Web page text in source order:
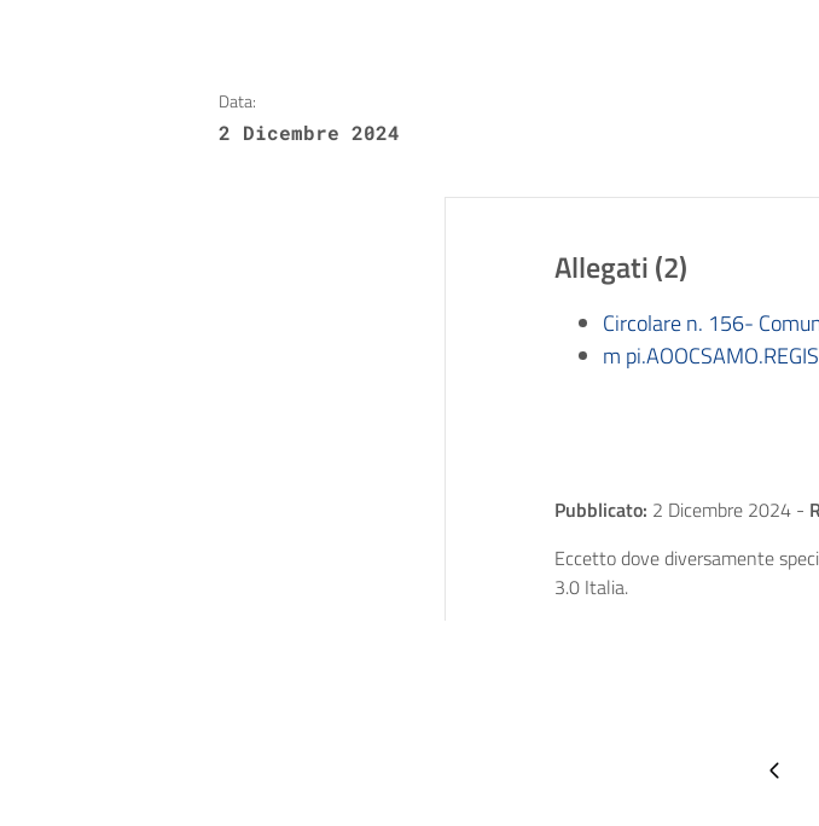
Data:
2 Dicembre 2024
Allegati (2)
Circolare n. 156-
m
Pubblicato: 2 Dicembre 2024 -
Eccetto dove diversamente
3.0 Italia.
Pagina precedente